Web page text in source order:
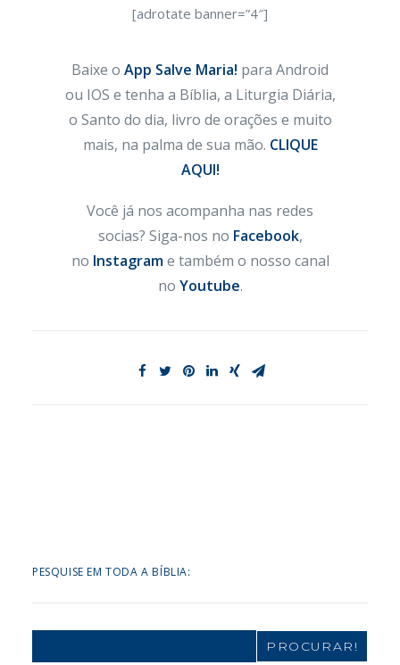
[adrotate banner=”4″]
Baixe o App Salve Maria! para Android
ou IOS e tenha a Bíblia, a Liturgia Diária,
o Santo do dia, livro de orações e muito
mais, na palma de sua mão. CLIQUE
AQUI!
Você já nos acompanha nas redes
socias? Siga-nos no Facebook,
no Instagrame também o nosso canal
no Youtube.
PESQUISE EM TODA A BÍBLIA:
Search